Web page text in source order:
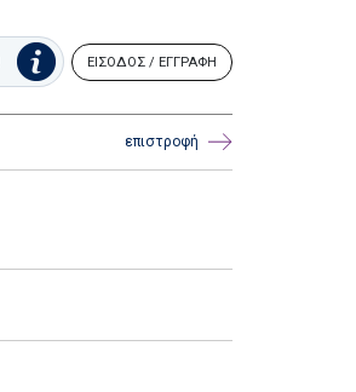
ΕΙΣΟΔΟΣ / ΕΓΓΡΑΦΗ
επιστροφή